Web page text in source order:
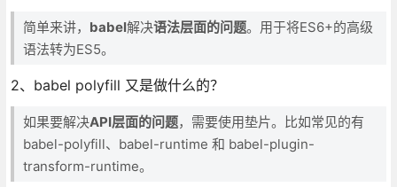
简单来讲， babel解决语法层面的问题。用于将ES6+的高级
语法转为ES5。
2、babel polyfill 又是做什么的？
如果要解决API层面的问题，需要使用垫片。比如常见的有
babel-polyfill、babel-runtime 和 babel-plugin-
transform-runtime。